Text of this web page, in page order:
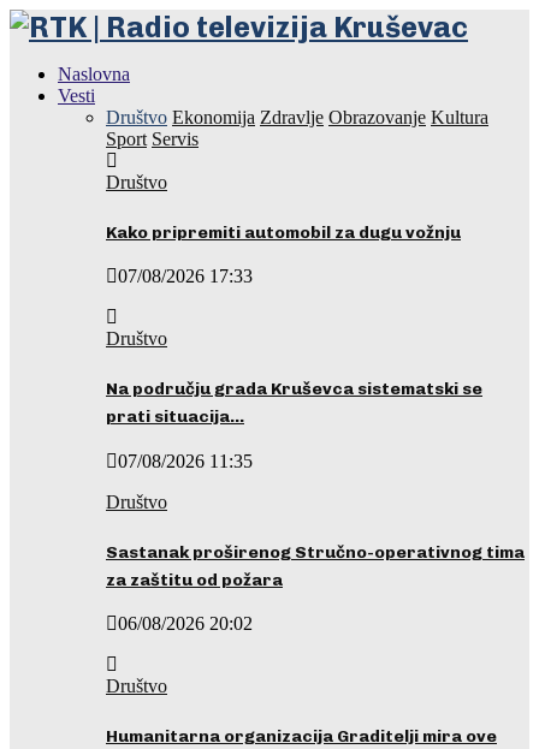
Naslovna
Vesti
Društvo Ekonomija Zdravlje Obrazovanje Kultura
Sport Servis
Društvo
Kako pripremiti automobil za dugu vožnju
07/08/2026 17:33
Društvo
Na području grada Kruševca sistematski se
prati situacija…
07/08/2026 11:35
Društvo
Sastanak proširenog Stručno-operativnog tima
za zaštitu od požara
06/08/2026 20:02
Društvo
Humanitarna organizacija Graditelji mira ove